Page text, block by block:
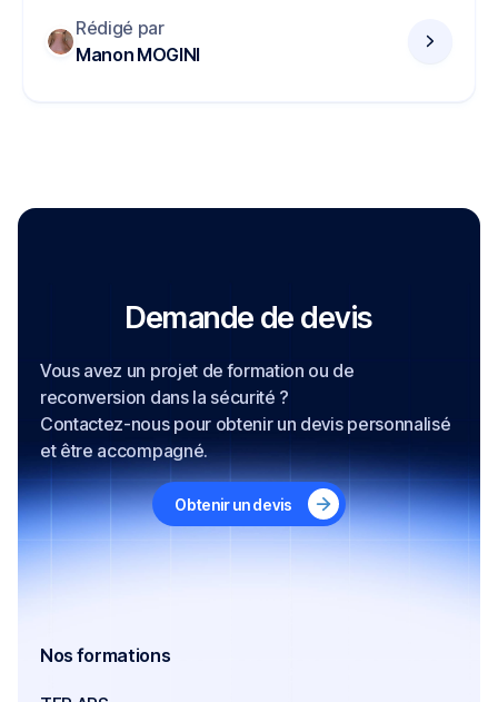
Rédigé par
Manon MOGINI
Demande de devis
Vous avez un projet de formation ou de
reconversion dans la sécurité ?
Contactez-nous pour obtenir un devis personnalisé
et être accompagné.
Obtenir un devis
Nos formations